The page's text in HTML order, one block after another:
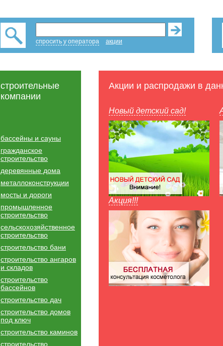
спросить у оператора акции
строительные
компании
бассейны и сауны
гражданское
строительство
деревянные дома
металлоконструкции
мосты и дороги
промышленное
строительство
сельскохозяйственное
строительство
строительство бани
строительство ангаров
и складов
строительство
бассейнов
строительство дач
строительство домов
под ключ
строительство каминов
строительство
Акции и распродажи в
Новый детский сад!
Акция!!!